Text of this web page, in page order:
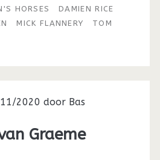
HORSES
DAMIEN RICE
MICK FLANNERY
TOM
2020 door Bas
Graeme